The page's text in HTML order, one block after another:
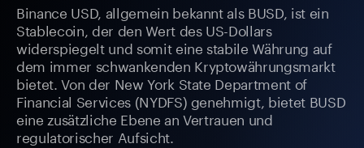
Binance USD, allgemein bekannt als BUSD, ist ein
Stablecoin, der den Wert des US-Dollars
widerspiegelt und somit eine stabile Währung auf
dem immer schwankenden Kryptowährungsmarkt
bietet. Von der New York State Department of
Financial Services (NYDFS) genehmigt, bietet BUSD
eine zusätzliche Ebene an Vertrauen und
regulatorischer Aufsicht.